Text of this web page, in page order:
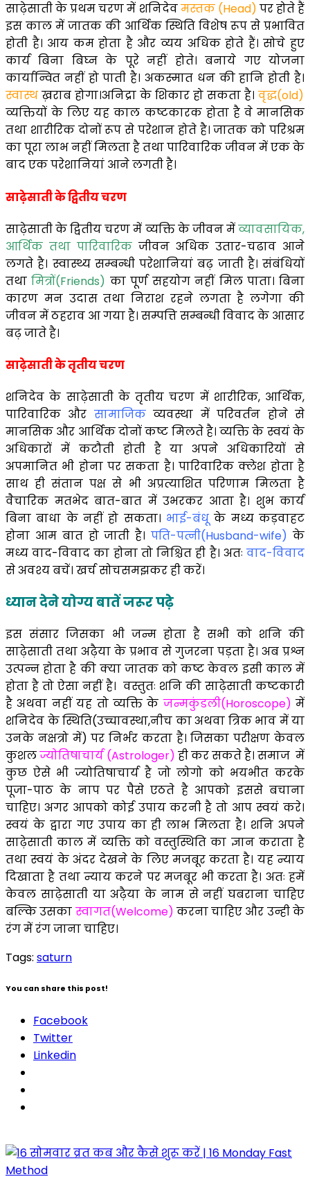
साढ़ेसाती के प्रथम चरण में शनिदेवमस्तक (Head) पर होते हैं
इस काल में जातक की आर्थिक स्थिति विशेष रूप से प्रभावित
होती है। आय कम होता है और व्यय अधिक होते हैं। सोचे हुए
कार्य बिना बिघ्न के पूरे नहीं होते। बनाये गए योजना
कार्यान्वित नहीं हो पाती है। अकस्मात धन की हानि होती है।
स्वास्थख़राब होगा।अनिद्रा के शिकार हो सकता है। वृद्ध(old)
व्यक्तियों के लिए यह काल कष्टकारक होता है वे मानसिक
तथा शारीरिक दोनों रूप से परेशान होते है। जातक को परिश्रम
का पूरा लाभ नहीं मिलता है तथा पारिवारिक जीवन में एक के
बाद एक परेशानियां आने लगती है।
साढ़ेसाती के द्वितीय चरण
साढ़ेसाती के द्वितीय चरण में व्यक्ति के जीवन मेंव्यावसायिक,
आर्थिक तथा पारिवारिक जीवन अधिक उतार-चढाव आने
लगते है। स्वास्थ्य सम्बन्धी परेशानियां बढ़ जाती है। संबंधियों
तथामित्रों(Friends) का पूर्ण सहयोग नहीं मिल पाता। बिना
कारण मन उदास तथा निराश रहने लगता है लगेगा की
जीवन में ठहराव आ गया है। सम्पत्ति सम्बन्धी विवाद के आसार
बढ़ जाते है।
साढ़ेसाती के तृतीय चरण
शनिदेव के साढ़ेसाती के तृतीय चरण में शारीरिक, आर्थिक,
पारिवारिक और सामाजिकव्यवस्था में परिवर्तन होने से
मानसिक और आर्थिक दोनों कष्ट मिलते है। व्यक्ति के स्वयं के
अधिकारों में कटौती होती है या अपने अधिकारियों से
अपमानित भी होना पर सकता है। पारिवारिक क्लेश होता है
साथ ही संतान पक्ष से भी अप्रत्याशित परिणाम मिलता है
वैचारिक मतभेद बात-बात में उभरकर आता है। शुभ कार्य
बिना बाधा के नहीं हो सकता। भाई-बंधूके मध्य कड़वाहट
होना आम बात हो जाती है।पति-पत्नी(Husband-wife) के
मध्य वाद-विवाद का होना तो निश्चित ही है। अतः वाद-विवाद
से अवश्य बचें। खर्च सोचसमझकर ही करें।
ध्यान देने योग्य बातें जरूर पढ़े
इस संसार जिसका भी जन्म होता है सभी को शनि की
साढ़ेसाती तथा अढ़ैया के प्रभाव से गुजरना पड़ता है। अब प्रश्न
उत्पन्न होता है की क्या जातक को कष्ट केवल इसी काल में
होता है तो ऐसा नहीं है। वस्तुतः शनि की साढ़ेसाती कष्टकारी
है अथवा नहीं यह तो व्यक्ति के जन्मकुंडली(Horoscope) में
शनिदेव के स्थिति(उच्चावस्था,नीच का अथवा त्रिक भाव में या
उनके नक्षत्रो में) पर निर्भर करता है। जिसका परीक्षण केवल
कुशलज्योतिषाचार्य (Astrologer) ही कर सकते है। समाज में
कुछ ऐसे भी ज्योतिषाचार्य है जो लोगो को भयभीत करके
पूजा-पाठ के नाप पर पैसे एठते है आपको इससे बचाना
चाहिए। अगर आपको कोई उपाय करनी है तो आप स्वयं करे।
स्वयं के द्वारा गए उपाय का ही लाभ मिलता है। शनि अपने
साढ़ेसाती काल में व्यक्ति को वस्तुस्थिति का ज्ञान कराता है
तथा स्वयं के अंदर देखने के लिए मजबूर करता है। यह न्याय
दिखाता है तथा न्याय करने पर मजबूर भी करता है। अतः हमें
केवल साढ़ेसाती या अढ़ैया के नाम से नहीं घबराना चाहिए
बल्कि उसका स्वागत(Welcome) करना चाहिए और उन्ही के
रंग में रंग जाना चाहिए।
Tags: saturn
You can share this post!
Facebook
Twitter
Linkedin